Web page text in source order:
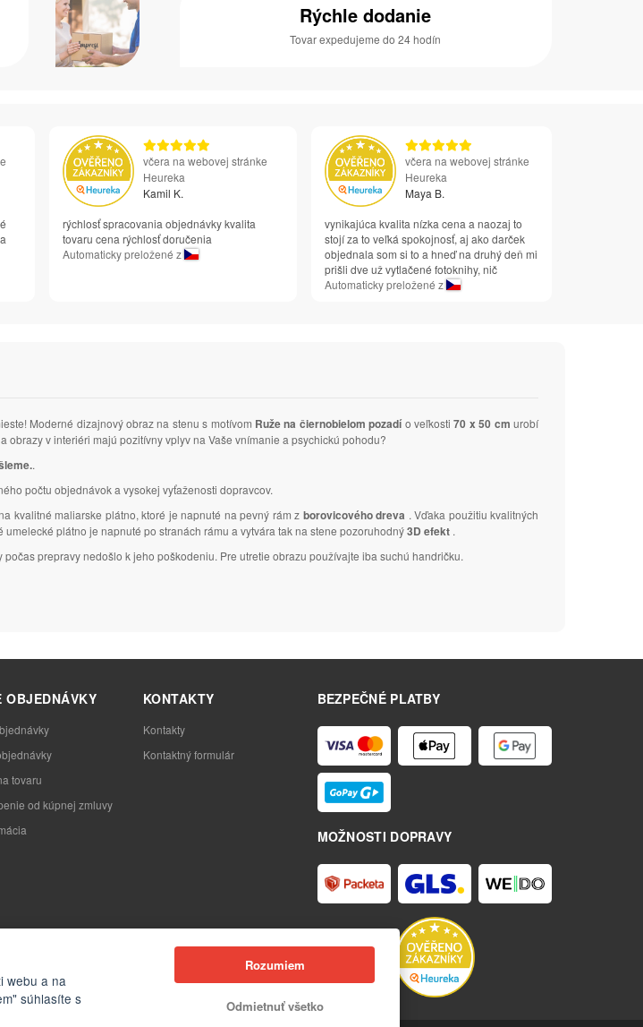
Rýchle dodanie
Tovar expedujeme do 24 hodín
včera na webovej stránke
Heureka
Kamil K.
rýchlosť spracovania objednávky kvalita
tovaru cena rýchlosť doručenia
Automaticky preložené z
včera na webovej stránke
Heureka
Maya B.
vynikajúca kvalita nízka cena a naozaj to
stojí za to veľká spokojnosť, aj ako darček
objednala som si to a hneď na druhý deň mi
prišli dve už vytlačené fotoknihy, nič
Automaticky preložené z
Moderné dizajnový obraz na stenu s motívom Ruže na čiernobielom pozadío veľkosti70 x 50 cm urobí
obrazy v interiéri majú pozitívny vplyv na Vaše vnímanie a psychickú pohodu?
.
počtu objednávok a vysokej vyťaženosti dopravcov.
kvalitné maliarske plátno, ktoré je napnuté na pevný rám z borovicového dreva . Vďaka použitiu kvalitných
plátno je napnuté po stranách rámu a vytvára tak na stene pozoruhodný3D efekt .
prepravy nedošlo k jeho poškodeniu. Pre utretie obrazu používajte iba suchú handričku.
BEZPEČNÉ PLATBY
MOŽNOSTI DOPRAVY
OBJEDNÁVKY
tovaru
od kúpnej zmluvy
KONTAKTY
Kontakty
Kontaktný formulár
webu a na
súhlasíte s
Rozumiem
Odmietnuť všetko